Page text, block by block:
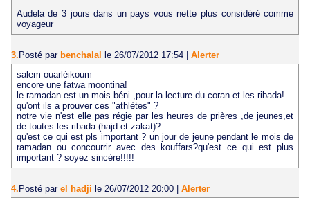
Audela de 3 jours dans un pays vous nette plus considéré comme
voyageur
3. Posté par benchalal le 26/07/2012 17:54
Alerter
salem ouarléikoum
encore une fatwa moontina!
le ramadan est un mois béni ,pour la lecture du coran et les ribada!
qu'ont ils a prouver ces "athlètes" ?
notre vie n'est elle pas régie par les heures de prières ,de jeunes,et
de toutes les ribada (hajd et zakat)?
qu'est ce qui est pls important ? un jour de jeune pendant le mois de
ramadan ou concourrir avec des kouffars?qu'est ce qui est plus
important ? soyez sincère!!!!!
4.Posté par el hadji le 26/07/2012 20:00 | Alerter